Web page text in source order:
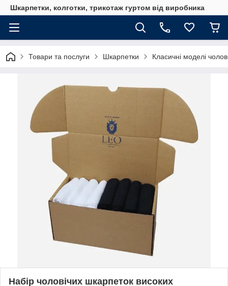
Шкарпетки, колготки, трикотаж гуртом від виробника
Товари та послуги Шкарпетки Класичні моделі
Набір чоловічих шкарпеток високих